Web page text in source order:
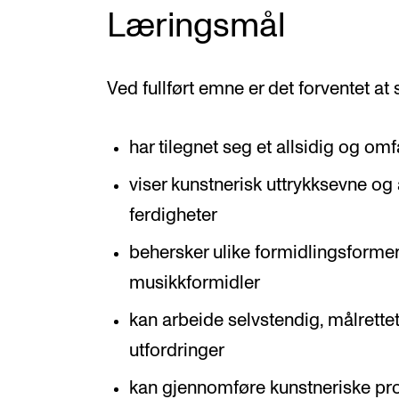
Læringsmål
Ved fullført emne er det forventet at
har tilegnet seg et allsidig og
viser kunstnerisk uttrykksevne
ferdigheter
behersker ulike
musikkformidler
kan arbeide selvstendig,
utfordringer
kan gjennomføre kunstneriske